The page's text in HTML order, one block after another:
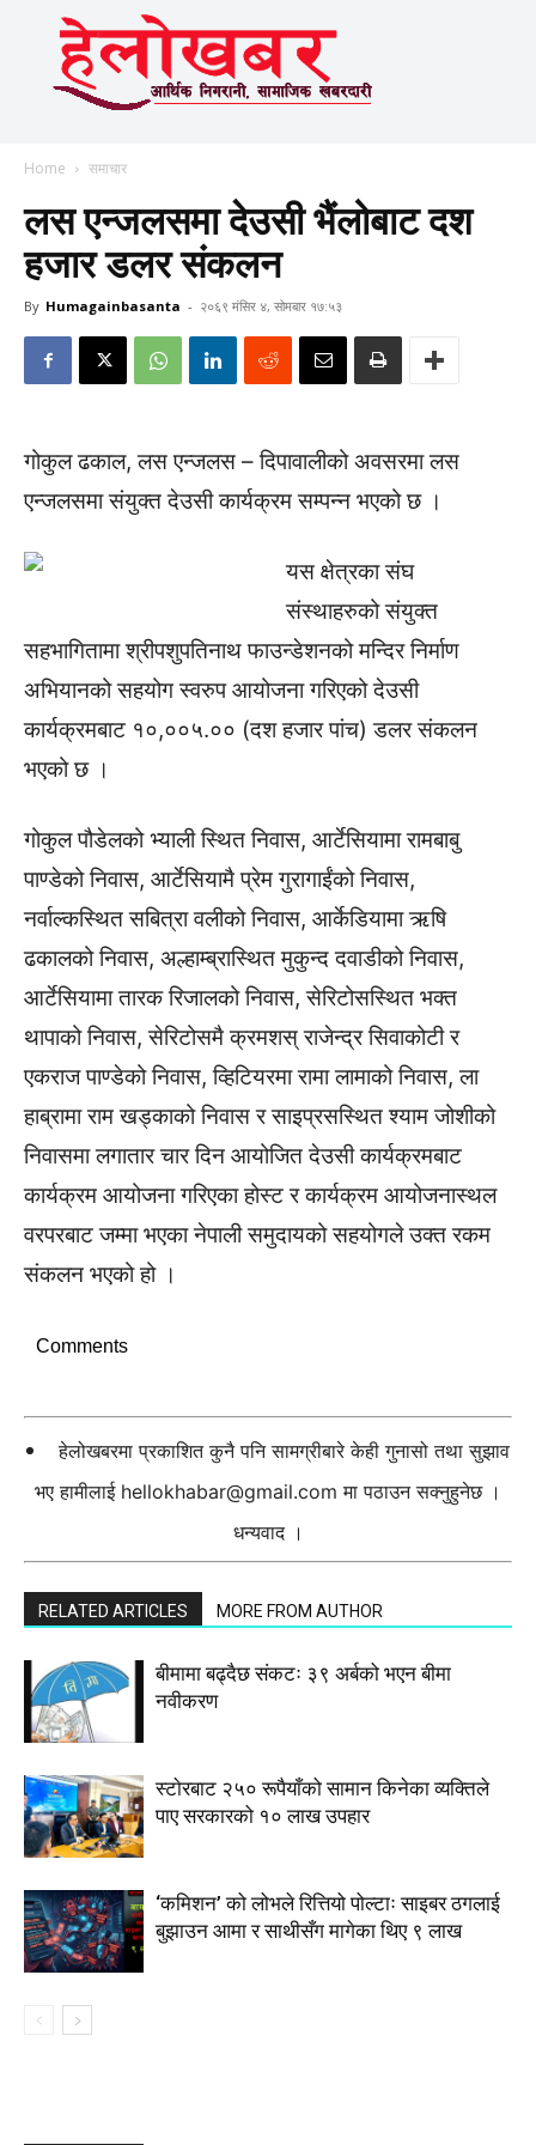
Home समाचार
लस एन्जलसमा देउसी भैंलोबाट दश
हजार डलर संकलन
By Humagainbasanta - २०६९ मंसिर ४, सोमबार १७:५३
गोकुल ढकाल, लस एन्जलस – दिपावालीको अवसरमा लस
एन्जलसमा संयुक्त देउसी कार्यक्रम सम्पन्न भएको छ ।
यस क्षेत्रका संघ
संस्थाहरुको संयुक्त
सहभागितामा श्रीपशुपतिनाथ फाउन्डेशनको मन्दिर निर्माण
अभियानको सहयोग स्वरुप आयोजना गरिएको देउसी
कार्यक्रमबाट १०,००५.०० (दश हजार पांच) डलर संकलन
भएको छ ।
गोकुल पौडेलको भ्याली स्थित निवास, आर्टेसियामा रामबाबु
पाण्डेको निवास, आर्टेसियामै प्रेम गुरागाईंको निवास,
नर्वाल्कस्थित सबित्रा वलीको निवास, आर्केडियामा ऋषि
ढकालको निवास, अल्हाम्ब्रास्थित मुकुन्द दवाडीको निवास,
आर्टेसियामा तारक रिजालको निवास, सेरिटोसस्थित भक्त
थापाको निवास, सेरिटोसमै क्रमशस् राजेन्द्र सिवाकोटी र
एकराज पाण्डेको निवास, व्हिटियरमा रामा लामाको निवास, ला
हाब्रामा राम खड्काको निवास र साइप्रसस्थित श्याम जोशीको
निवासमा लगातार चार दिन आयोजित देउसी कार्यक्रमबाट
कार्यक्रम आयोजना गरिएका होस्ट र कार्यक्रम आयोजनास्थल
वरपरबाट जम्मा भएका नेपाली समुदायको सहयोगले उक्त रकम
संकलन भएको हो ।
Comments
हेलोखबरमा प्रकाशित कुनै पनि सामग्रीबारे केही गुनासो तथा सुझाव
भए हामीलाई hellokhabar@gmail.com मा पठाउन सक्नुहुनेछ ।
धन्यवाद ।
RELATED ARTICLES MORE FROM AUTHOR
बीमामा बढ्दैछ संकटः ३९ अर्बको भएन बीमा
नवीकरण
स्टाेरबाट २५० रूपैयाँको सामान किनेका व्यक्तिले
पाए सरकारको १० लाख उपहार
‘कमिशन’ को लोभले रित्तियो पोल्टाः साइबर ठगलाई
बुझाउन आमा र साथीसँग मागेका थिए ९ लाख